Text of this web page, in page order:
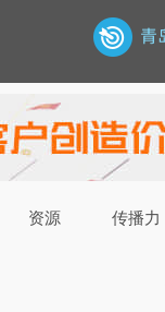
资源 传播力